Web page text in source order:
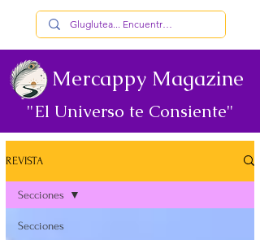
Mercappy Magazine
"El Universo te Consiente"
REVISTA
Secciones
Secciones